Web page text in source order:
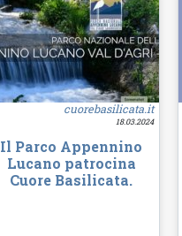
cuorebasilicata.it
18.03.2024
Il Parco Appennino
Lucano patrocina
Cuore Basilicata.